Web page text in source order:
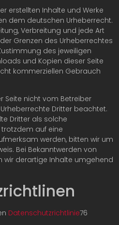
erstellten Inhalte und Werke
dem deutschen Urheberrecht.
Verbreitung und jede Art
Grenzen des Urheberrechtes
des jeweiligen
und Kopien dieser Seite
kommerziellen Gebrauch
Seite nicht vom Betreiber
Dritter beachtet.
Dritter als solche
trotzdem auf eine
werden, bitten wir um
Bei Bekanntwerden von
wir derartige Inhalte umgehend
Datenschutzrichtlinie76